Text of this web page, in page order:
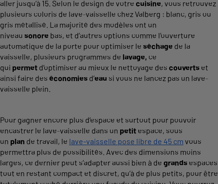
aller jusqu’à 15. Selon le design de votre cuisine, vous retrouvez
plusieurs coloris de lave-vaisselle chez Valberg : blanc, gris ou
gris métallisé. La majorité des modèles ont un
niveau sonore bas, et d’autres options comme l’ouverture
automatique de la porte pour optimiser le séchage de la
vaisselle, plusieurs programmes de lavage, ce
qui permet d’optimiser au mieux le nettoyage des couverts et
ainsi faire des économies d’eau si vous ne lancez pas un lave-
vaisselle plein.
Pour gagner encore plus d’espace et surtout pour pouvoir
encastrer le lave-vaisselle dans un petit espace, sous
un plan de travail, le lave-vaisselle pose libre de 45 cm vous
permettra plus de possibilités. Avec des dimensions moins
larges, ce dernier peut s’adapter aussi bien à de grands espaces
tout en restant compact et discret, qu’à de plus petits, pour être